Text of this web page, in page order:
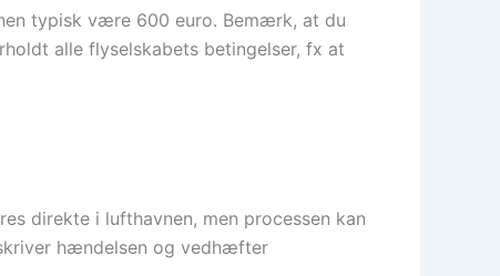
typisk være 600 euro. Bemærk, at du
alle flyselskabets betingelser, fx at
direkte i lufthavnen, men processen kan
hændelsen og vedhæfter